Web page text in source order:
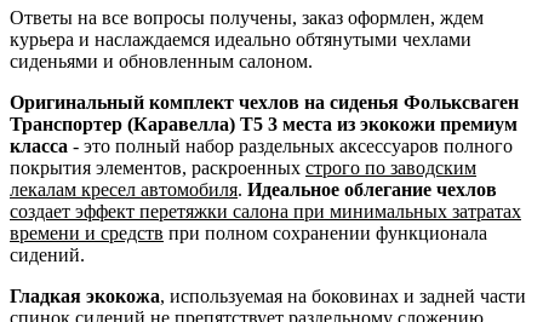
Ответы на все вопросы получены, заказ оформлен, ждем
курьера и наслаждаемся идеально обтянутыми чехлами
сиденьями и обновленным салоном.
Оригинальный комплект чехлов на сиденья Фольксваген
Транспортер (Каравелла) Т5 3 места из экокожи премиум
класса - это полный набор раздельных аксессуаров полного
покрытия элементов, раскроенных строго по заводским
лекалам кресел автомобиля. Идеальное облегание чехлов
создает эффект перетяжки салона при минимальных затратах
времени и средств при полном сохранении функционала
сидений.
Гладкая экокожа, используемая на боковинах и задней части
спинок сидений не препятствует раздельному сложению